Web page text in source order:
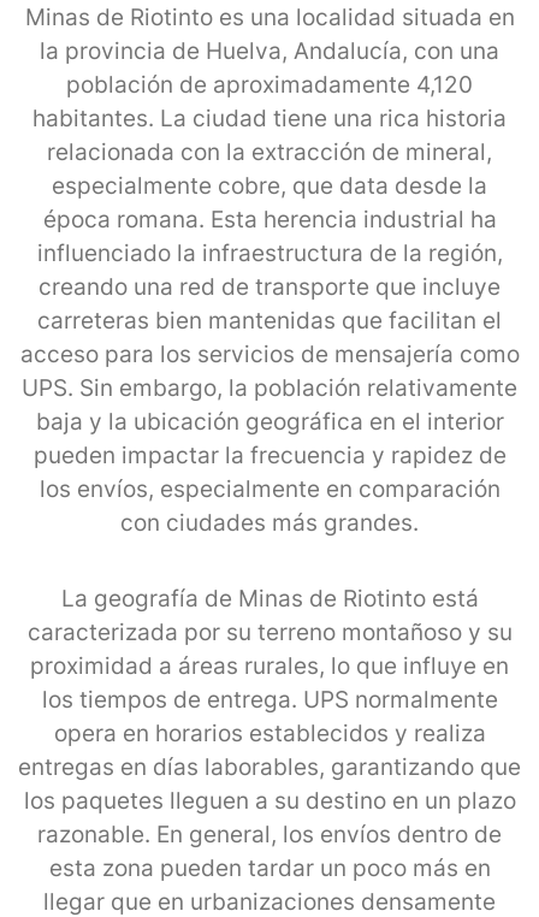
Minas de Riotinto es una localidad situada en
la provincia de Huelva, Andalucía, con una
población de aproximadamente 4,120
habitantes. La ciudad tiene una rica historia
relacionada con la extracción de mineral,
especialmente cobre, que data desde la
época romana. Esta herencia industrial ha
influenciado la infraestructura de la región,
creando una red de transporte que incluye
carreteras bien mantenidas que facilitan el
acceso para los servicios de mensajería como
UPS. Sin embargo, la población relativamente
baja y la ubicación geográfica en el interior
pueden impactar la frecuencia y rapidez de
los envíos, especialmente en comparación
con ciudades más grandes.
La geografía de Minas de Riotinto está
caracterizada por su terreno montañoso y su
proximidad a áreas rurales, lo que influye en
los tiempos de entrega. UPS normalmente
opera en horarios establecidos y realiza
entregas en días laborables, garantizando que
los paquetes lleguen a su destino en un plazo
razonable. En general, los envíos dentro de
esta zona pueden tardar un poco más en
llegar que en urbanizaciones densamente